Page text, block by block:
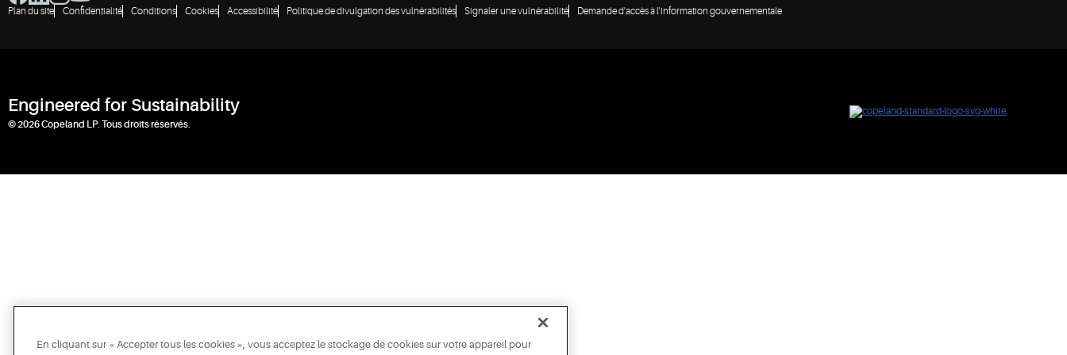
Plan du site Confidentialité Conditions Cookies Accessibilité Politique de divulgation des vulnérabilités Signaler une vulnérabilité Demande d'accès à l'information gouvernementale
Engineered for Sustainability
© 2026 Copeland LP. Tous droits réservés.
En cliquant sur « Accepter tous les cookies », vous acceptez le stockage de cookies sur votre appareil pour